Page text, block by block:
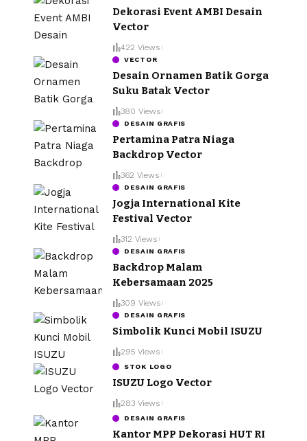
Dekorasi Event AMBI Desain
Vector
422 Views
VECTOR
Desain Ornamen Batik Gorga
Suku Batak Vector
380 Views
DESAIN GRAFIS
Pertamina Patra Niaga
Backdrop Vector
362 Views
DESAIN GRAFIS
Jogja International Kite
Festival Vector
312 Views
DESAIN GRAFIS
Backdrop Malam
Kebersamaan 2025
309 Views
DESAIN GRAFIS
Simbolik Kunci Mobil ISUZU
295 Views
STOK LOGO
ISUZU Logo Vector
283 Views
DESAIN GRAFIS
Kantor MPP Dekorasi HUT RI